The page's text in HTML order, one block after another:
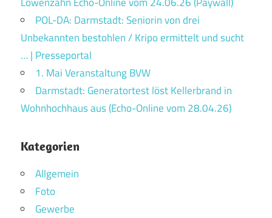
POL-DA: Darmstadt: Seniorin von drei
Unbekannten bestohlen / Kripo ermittelt und sucht
… | Presseportal
1. Mai Veranstaltung BVW
Darmstadt: Generatortest löst Kellerbrand in
Wohnhochhaus aus (Echo-Online vom 28.04.26)
Kategorien
Allgemein
Foto
Gewerbe